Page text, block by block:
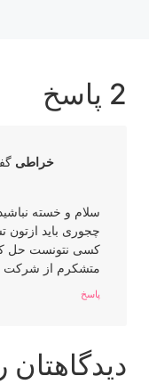
2 پاسخ
خراطی
سلام و خسته
کسی نتونست حل
متشکرم از شرکت
پاسخ
دیدگاهتان